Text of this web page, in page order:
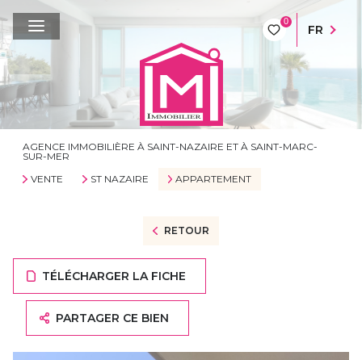
0
FR
AGENCE IMMOBILIÈRE À SAINT-NAZAIRE ET À SAINT-MARC-
SUR-MER
VENTE
ST NAZAIRE APPARTEMENT
RETOUR
TÉLÉCHARGER LA FICHE
PARTAGER CE BIEN